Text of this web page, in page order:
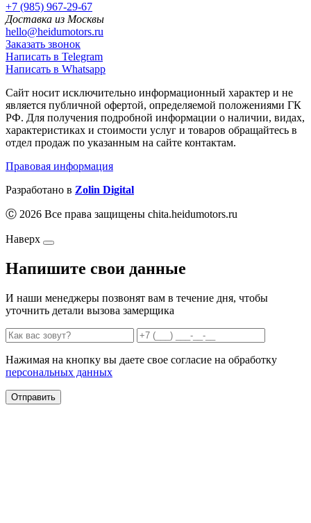
+7 (985) 967-29-67
Доставка из Москвы
hello@heidumotors.ru
Заказать звонок
Написать в Telegram
Написать в Whatsapp
Сайт носит исключительно информационный характер и не
является публичной офертой, определяемой положениями ГК
РФ. Для получения подробной информации о наличии, видах,
характеристиках и стоимости услуг и товаров обращайтесь в
отдел продаж по указанным на сайте контактам.
Правовая информация
Разработано в Zolin Digital
Ⓒ 2026 Все права защищены chita.heidumotors.ru
Наверх
Напишите свои данные
И наши менеджеры позвонят вам в течение дня, чтобы
уточнить детали вызова замерщика
Нажимая на кнопку вы даете свое согласие на обработку
персональных данных
Отправить